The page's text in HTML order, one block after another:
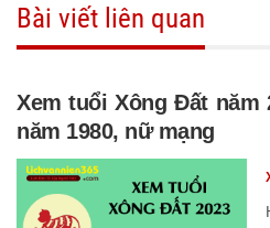
Bài viết liên quan
Xem tuổi Xông Đất
năm 1980, nữ mạng